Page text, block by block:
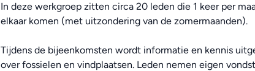
In deze werkgroep zitten circa 20 leden die 1 keer per
elkaar komen (met uitzondering van de zomermaanden).
Tijdens de bijeenkomsten wordt informatie en kennis
over fossielen en vindplaatsen. Leden nemen eigen